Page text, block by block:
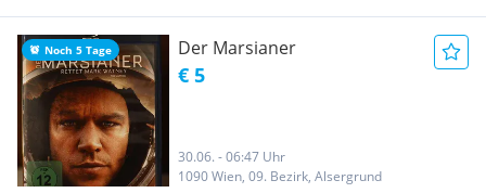
Noch 5 Tage Der Marsianer
€ 5
30.06. - 06:47 Uhr
1090 Wien, 09. Bezirk, Alsergrund